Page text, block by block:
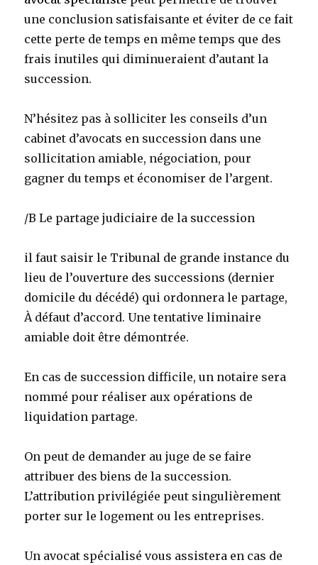
une conclusion satisfaisante et éviter de ce fait
cette perte de temps en même temps que des
frais inutiles qui diminueraient d’autant la
succession.
N’hésitez pas à solliciter les conseils d’un
cabinet d’avocats en succession dans une
sollicitation amiable, négociation, pour
gagner du temps et économiser de l’argent.
/B Le partage judiciaire de la succession
il faut saisir le Tribunal de grande instance du
lieu de l’ouverture des successions (dernier
domicile du décédé) qui ordonnera le partage,
À défaut d’accord. Une tentative liminaire
amiable doit être démontrée.
En cas de succession difficile, un notaire sera
nommé pour réaliser aux opérations de
liquidation partage.
On peut de demander au juge de se faire
attribuer des biens de la succession.
L’attribution privilégiée peut singulièrement
porter sur le logement ou les entreprises.
Un avocat spécialisé vous assistera en cas de